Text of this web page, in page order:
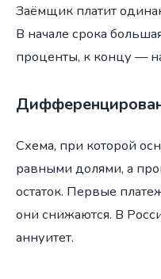
Заёмщик платит
В начале срока
проценты, к концу —
Схема, при которой
равными долями, а
остаток. Первые
они снижаются. В
аннуитет.